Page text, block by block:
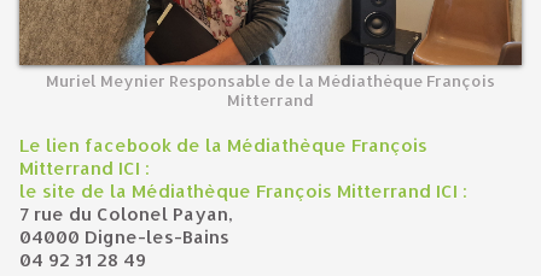
Muriel Meynier Responsable de la Médiathèque François
Mitterrand
Le lien facebook de la Médiathèque François
Mitterrand ICI :
le site de la Médiathèque François Mitterrand ICI :
7 rue du Colonel Payan,
04000 Digne-les-Bains
04 92 31 28 49